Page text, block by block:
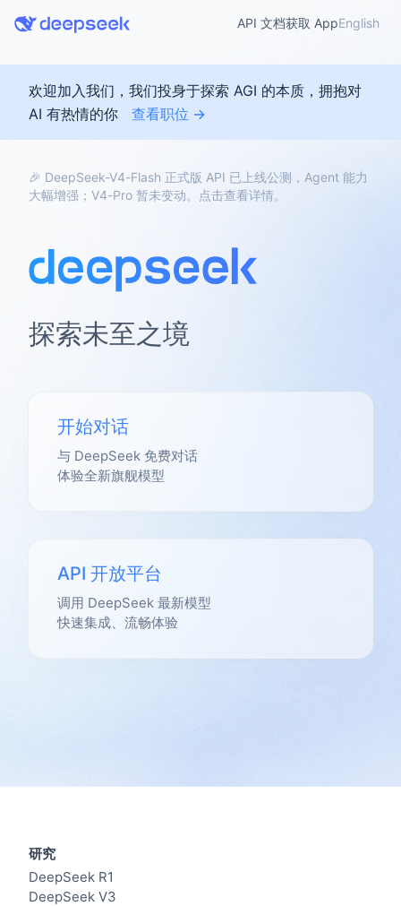
欢迎加入我们，我们投身于探索 AGI 的本质，拥抱对
AI 有热情的你
查看职位 →
🎉 DeepSeek-V4-Flash 正式版 API 已上线公测，Agent 能力
大幅增强；V4-Pro 暂未变动。点击查看详情。
探索未至之境
开始对话
与 DeepSeek 免费对话
体验全新旗舰模型
API 开放平台
调用 DeepSeek 最新模型
快速集成、流畅体验
API 文档获取 AppEnglish
研究
DeepSeek R1
DeepSeek V3